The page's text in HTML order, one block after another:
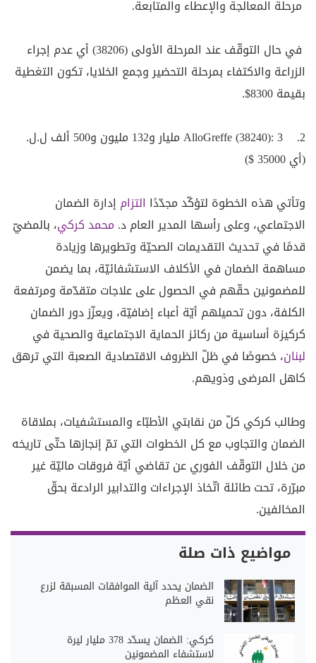
مرحلة المعالجة والإعطاء والمتابعة.
في حال التوقّف عند المرحلة الأولى (38206) أي عدم إجراء
الزراعة والاكتفاء بمرحلة التحضير وجمع الخلايا، تكون التغطية
بقيمة 8300$.
2. AlloGreffe (38240): 3 مليار و132 مليون و500 ألف ل.ل.
(أي 35000 $)
وتأتي هذه الخطوة لتؤكّد مجدّدًا التزام إدارة الضمان
الاجتماعي، وعلى رأسها المدير العام د.محمد كركي، بالمضيّ
قدمًا في تحديث التقديمات الصحيّة وتطويرها وزيادة
مساهمة الضمان في الأكلاف الاستشفائيّة، بما يضمن
للمضمونين حقّهم في الحصول على علاجات متقدّمة ومرتفعة
الكلفة، دون تحميلهم أيّة أعباء إضافيّة، ويعزّز دور الضمان
كركيزة أساسية من ركائز الحماية الاجتماعية والصحية في
لبنان، خصوصًا في ظلّ الظروف الاقتصادية الصعبة التي ترهق
كاهل المرضى وذويهم.
وطالب كركي كلّ من نقابتي الأطبّاء والمستشفيات، بملاقاة
الضمان والتجاوب مع كل الخطوات التي تمّ إنجازها حتّى تاريخه
من خلال التوقّف الفوري عن تقاضي أيّة فروقات ماليّة غير
مبرّرة، تحت طائلة اتّخاذ الإجراءات والتدابير الرادعة بحقّ
المخالفين.
مواضيع ذات صلة
الضمان يحدد آلية الموافقات المسبقة لزرع
نقي العظم
كركي: الضمان يسدّد 378 مليار ليرة
لاستشفاء المضمونين